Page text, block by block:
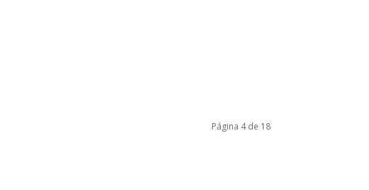
Página 4 de 18